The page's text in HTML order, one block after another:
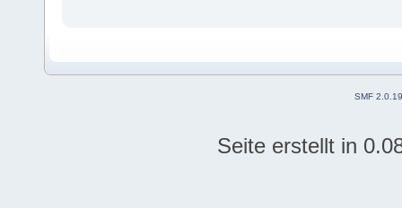
SMF 2.0.19
Seite erstellt in